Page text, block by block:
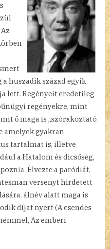
a huszadik század egyik
lett. Regényeit eredetileg
regényekre, mint
ő maga is „szórakoztató
amelyek gyakran
tartalmat is, illetve
a Hatalom és dicsőség,
Élvezte a paródiát,
versenyt hirdetett
álnév alatt maga is
díjat nyert (A csendes
Az emberi